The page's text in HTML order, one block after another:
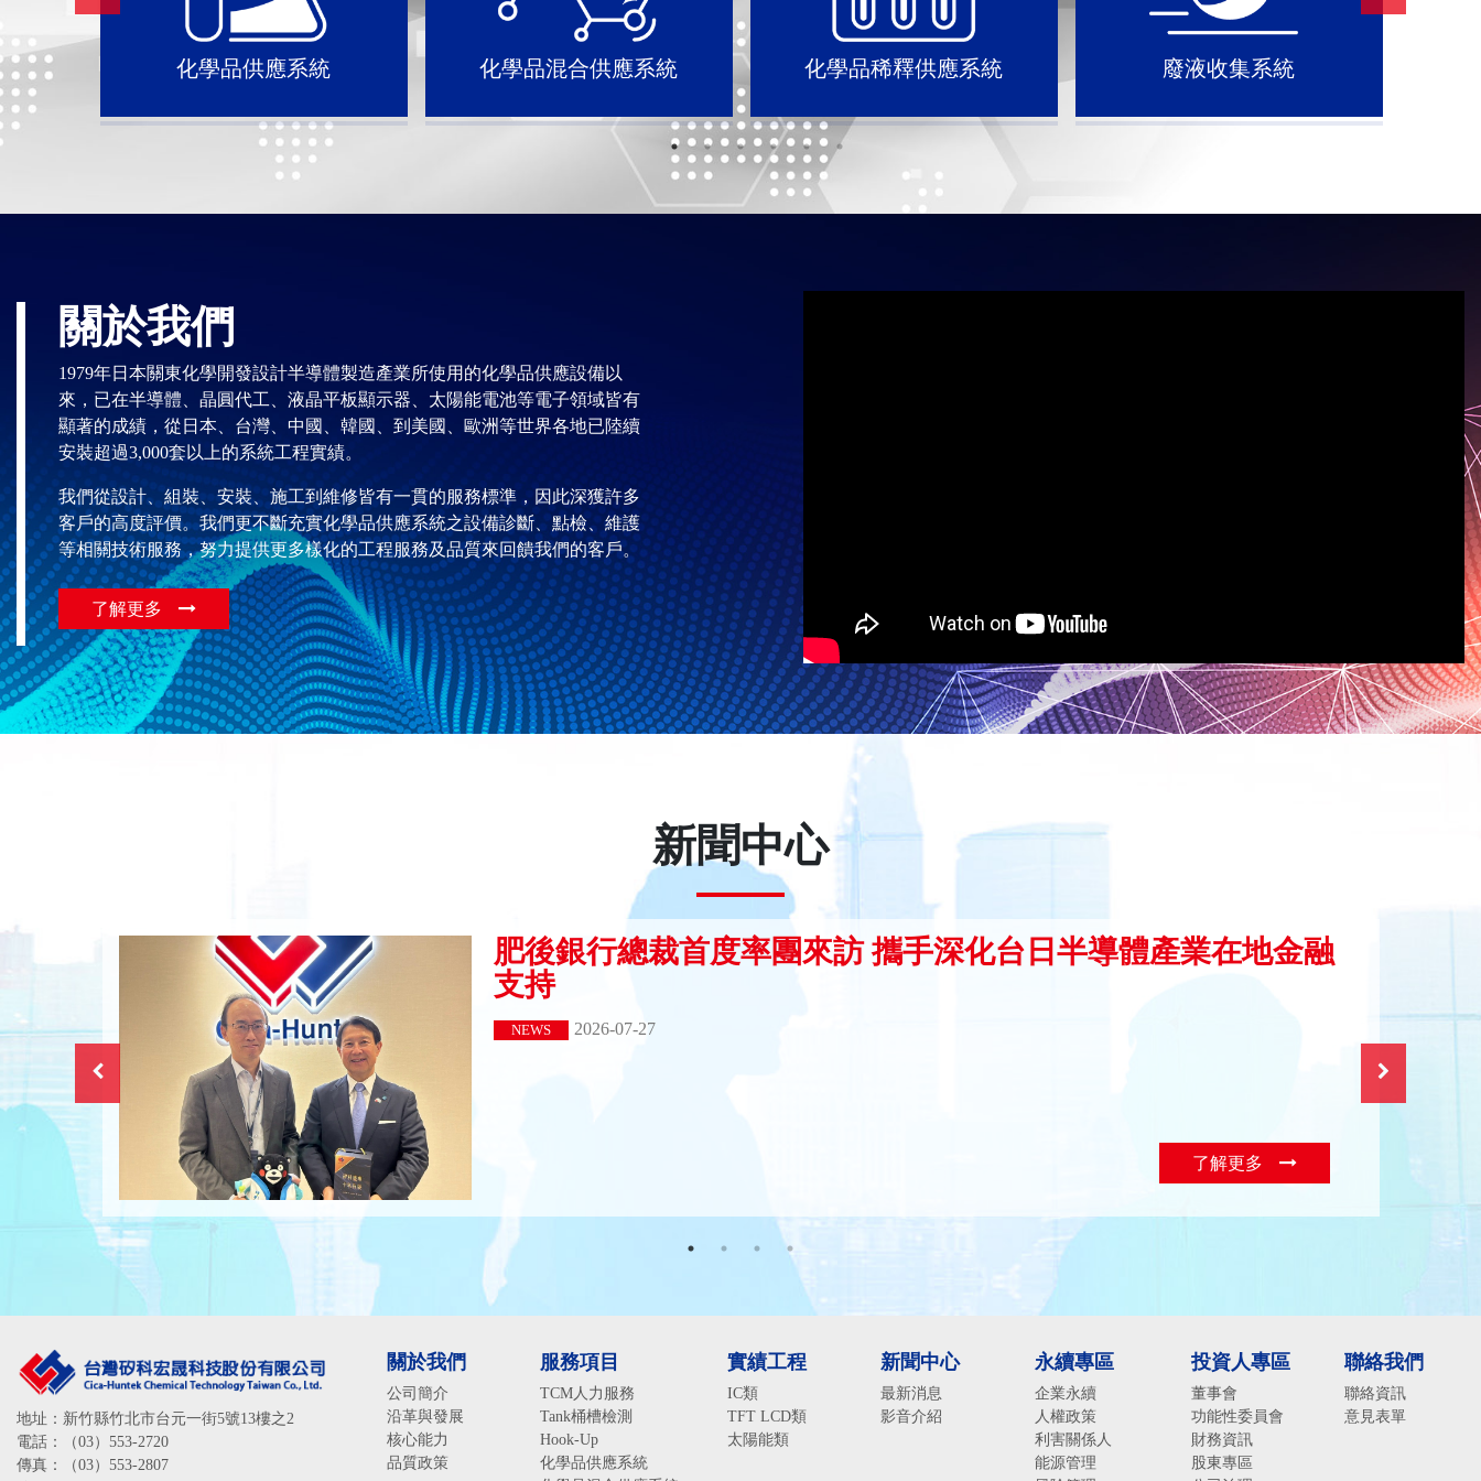
化學品供應系統 化學品混合供應系統 化學品稀釋供應系統 廢液收集系統
關於我們
1979年日本關東化學開發設計半導體製造產業所使用的化學品供應設備以
來，已在半導體、晶圓代工、液晶平板顯示器、太陽能電池等電子領域皆有
顯著的成績，從日本、台灣、中國、韓國、到美國、歐洲等世界各地已陸續
安裝超過3,000套以上的系統工程實績。
我們從設計、組裝、安裝、施工到維修皆有一貫的服務標準，因此深獲許多
客戶的高度評價。我們更不斷充實化學品供應系統之設備診斷、點檢、維護
等相關技術服務，努力提供更多樣化的工程服務及品質來回饋我們的客戶。
了解更多
新聞中心
肥後銀行總裁首度率團來訪 攜手深化台日半導體產業在地金融
支持
NEWS 2026-07-27
了解更多
地址：新竹縣竹北市台元一街5號13樓之2
電話：（03）553-2720
傳真：（03）553-2807
關於我們
公司簡介
沿革與發展
核心能力
品質政策
服務項目
TCM人力服務
Tank桶槽檢測
Hook-Up
化學品供應系統
實績工程
IC類
TFT LCD類
太陽能類
新聞中心
最新消息
影音介紹
永續專區
企業永續
人權政策
利害關係人
能源管理
投資人專區
董事會
功能性委員會
財務資訊
股東專區
聯絡我們
聯絡資訊
意見表單